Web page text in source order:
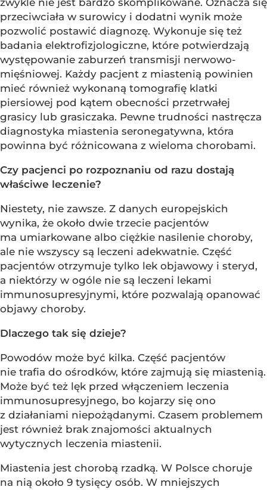
zwykle nie jest bardzo skomplikowane. Oznacza się
przeciwciała w surowicy i dodatni wynik może
pozwolić postawić diagnozę. Wykonuje się też
badania elektrofizjologiczne, które potwierdzają
występowanie zaburzeń transmisji nerwowo-
mięśniowej. Każdy pacjent z miastenią powinien
mieć również wykonaną tomografię klatki
piersiowej pod kątem obecności przetrwałej
grasicy lub grasiczaka. Pewne trudności nastręcza
diagnostyka miastenia seronegatywna, która
powinna być różnicowana z wieloma chorobami.
Czy pacjenci po rozpoznaniu od razu dostają
właściwe leczenie?
Niestety, nie zawsze. Z danych europejskich
wynika, że około dwie trzecie pacjentów
ma umiarkowane albo ciężkie nasilenie choroby,
ale nie wszyscy są leczeni adekwatnie. Część
pacjentów otrzymuje tylko lek objawowy i steryd,
a niektórzy w ogóle nie są leczeni lekami
immunosupresyjnymi, które pozwalają opanować
objawy choroby.
Dlaczego tak się dzieje?
Powodów może być kilka. Część pacjentów
nie trafia do ośrodków, które zajmują się miastenią.
Może być też lęk przed włączeniem leczenia
immunosupresyjnego, bo kojarzy się ono
z działaniami niepożądanymi. Czasem problemem
jest również brak znajomości aktualnych
wytycznych leczenia miastenii.
Miastenia jest chorobą rzadką. W Polsce choruje
na nią około 9 tysięcy osób. W mniejszych